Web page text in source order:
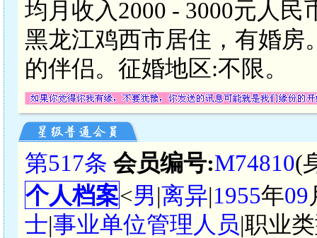
均月收入2000 - 3000元人
黑龙江鸡西市居住，有婚房
的伴侣。征婚地区:不限。
第517条 会员编号:M74810(
个人档案<男|离异|1955年09
士|事业单位管理人员|职业